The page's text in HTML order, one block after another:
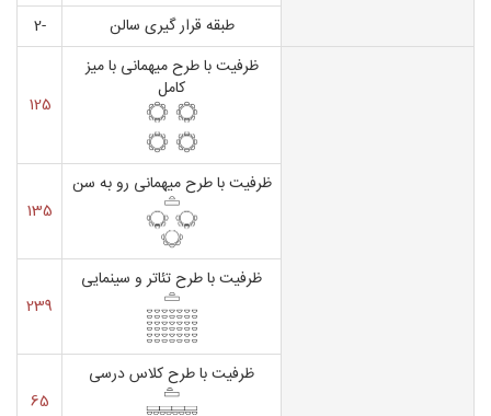
طبقه قرار گیری سالن
-2
ظرفیت با طرح میهمانی با میز
کامل
125
ظرفیت با طرح میهمانی رو به سن
135
ظرفیت با طرح تئاتر و سینمایی
239
ظرفیت با طرح کلاس درسی
65